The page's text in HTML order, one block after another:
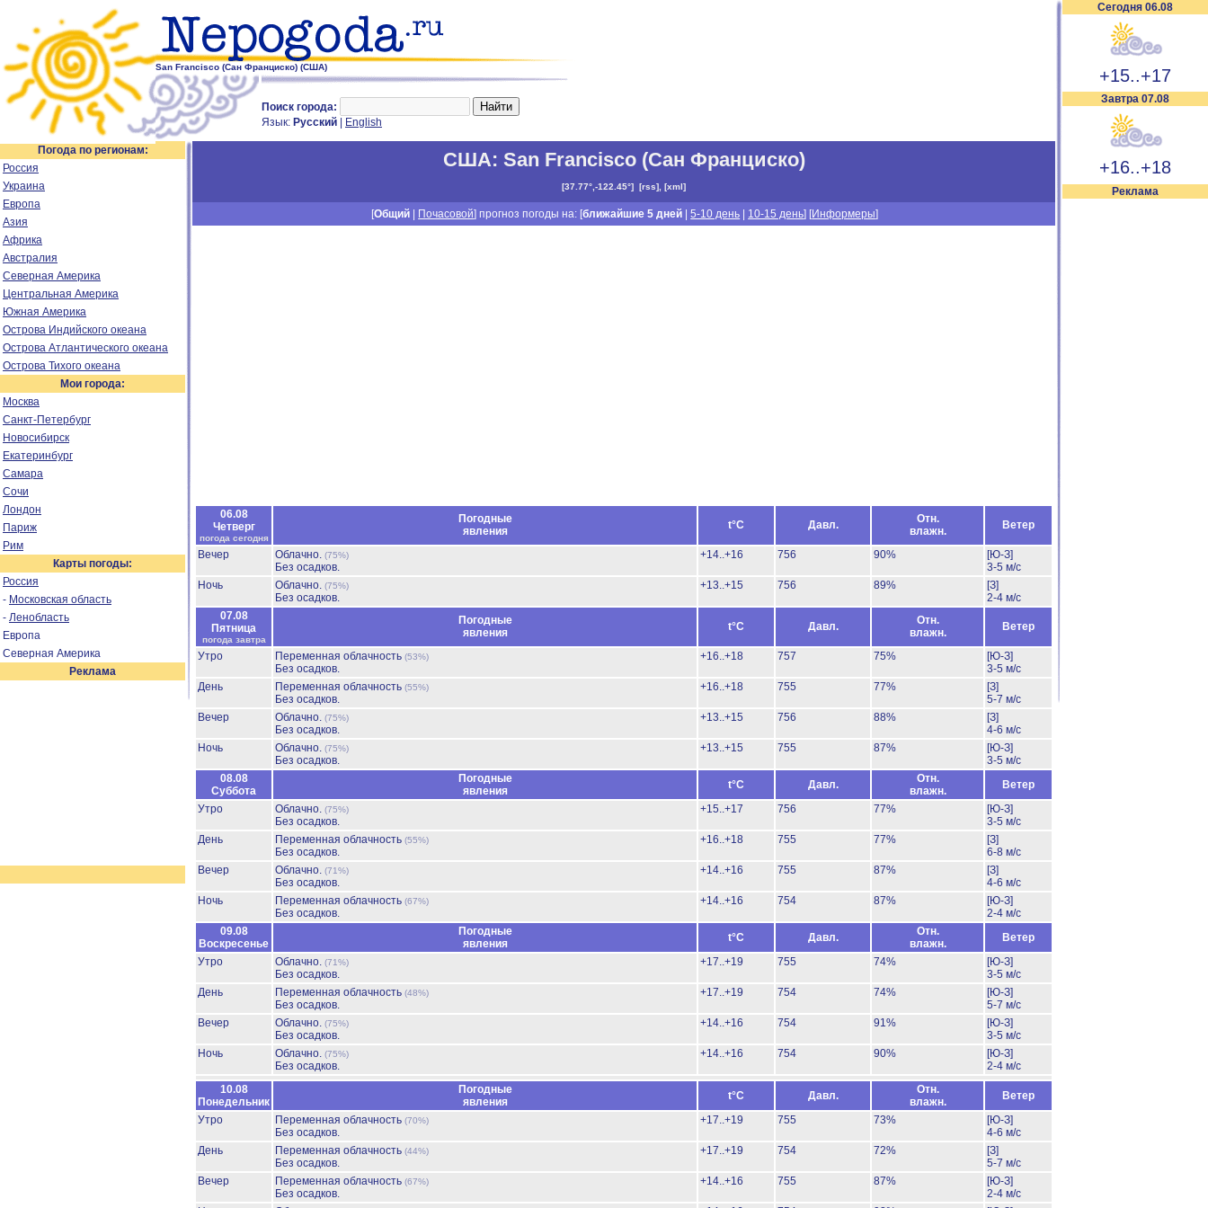
San Francisco (Сан Франциско) (США)
Поиск города:
Язык: Русский English
Сегодня 06.08
+15..+17
Завтра 07.08
+16..+18
Реклама
Погода по регионам:
Россия
Украина
Европа
Азия
Африка
Австралия
Северная Америка
Центральная Америка
Южная Америка
Острова Индийского океана
Острова Атлантического океана
Острова Тихого океана
Мои города:
Москва
Санкт-Петербург
Новосибирск
Екатеринбург
Самара
Сочи
Лондон
Париж
Рим
Карты погоды:
Россия
- Московская область
- Ленобласть
Европа
Северная Америка
Реклама
США: San Francisco (Сан Франциско)
[37.77°,-122.45°] [rss], [xml]
[Общий Почасовой] прогноз погоды на: [ближайшие 5 дней |5-10 день 10-15 день] [Информеры]
06.08
Четверг
погода сегодня
Погодные
явления
t°C Давл.
Отн.
влажн.
Ветер
Вечер Облачно. (75%)
Без осадков.
+14..+16 756 90%
[Ю-З]
3-5 м/с
Ночь
Облачно. (75%)
Без осадков.
+13..+15 756 89%
[З]
2-4 м/с
07.08
Пятница
погода завтра
Погодные
явления
t°C Давл.
Отн.
влажн.
Ветер
Утро Переменная облачность (53%)
Без осадков.
+16..+18 757 75%
[Ю-З]
3-5 м/с
День
Переменная облачность (55%)
Без осадков.
+16..+18 755 77%
[З]
5-7 м/с
Вечер
Облачно. (75%)
Без осадков.
+13..+15 756 88%
[З]
4-6 м/с
Ночь
Облачно. (75%)
Без осадков.
+13..+15 755 87%
[Ю-З]
3-5 м/с
08.08
Суббота
Погодные
явления
t°C Давл.
Отн.
влажн.
Ветер
Утро
Облачно. (75%)
Без осадков.
+15..+17 756 77%
[Ю-З]
3-5 м/с
День
Переменная облачность (55%)
Без осадков.
+16..+18 755 77%
[З]
6-8 м/с
Вечер
Облачно. (71%)
Без осадков.
+14..+16 755 87%
[З]
4-6 м/с
Ночь
Переменная облачность (67%)
Без осадков.
+14..+16 754 87%
[Ю-З]
2-4 м/с
09.08
Воскресенье
Погодные
явления
t°C Давл.
Отн.
влажн.
Ветер
Утро
Облачно. (71%)
Без осадков.
+17..+19 755 74%
[Ю-З]
3-5 м/с
День
Переменная облачность (48%)
Без осадков.
+17..+19 754 74%
[Ю-З]
5-7 м/с
Вечер
Облачно. (75%)
Без осадков.
+14..+16 754 91%
[Ю-З]
3-5 м/с
Ночь
Облачно. (75%)
Без осадков.
+14..+16 754 90%
[Ю-З]
2-4 м/с
10.08
Понедельник
Погодные
явления
t°C Давл.
Отн.
влажн.
Ветер
Утро
Переменная облачность (70%)
Без осадков.
+17..+19 755 73%
[Ю-З]
4-6 м/с
День
Переменная облачность (44%)
Без осадков.
+17..+19 754 72%
[З]
5-7 м/с
Вечер
Переменная облачность (67%)
Без осадков.
+14..+16 755 87%
[Ю-З]
2-4 м/с